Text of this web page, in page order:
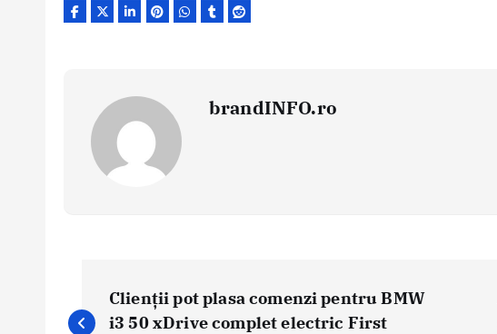
brandINFO.ro
v
Clienții pot plasa comenzi pentru BMW
i3 50 xDrive complet electric First